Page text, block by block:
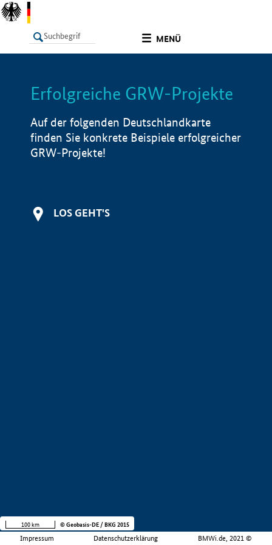
MENÜ
LISTE Info
Erfolgreiche GRW-Projekte
Auf der folgenden Deutschlandkarte
finden Sie konkrete Beispiele erfolgreicher
GRW-Projekte!
LOS GEHT'S
Impressum Datenschutzerklärung BMWi.de, 2021 ©
100 km © Geobasis-DE / BKG 2015